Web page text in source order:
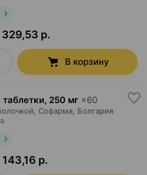
р.
В корзину
, 250 мг ×60
Софарма , Болгария
р.